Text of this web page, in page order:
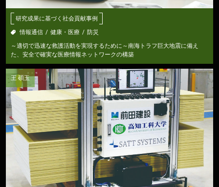
研究成果に基づく社会貢献事例
情報通信
健康・医療
防災
～適切で迅速な救護活動を実現するために～南海トラフ巨大地震に備え
た、安全で確実な医療情報ネットワークの構築
王 碩玉